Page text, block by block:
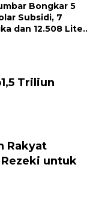
Bongkar 5
Subsidi, 7
dan 12.508 Liter
Triliun
Rakyat
untuk